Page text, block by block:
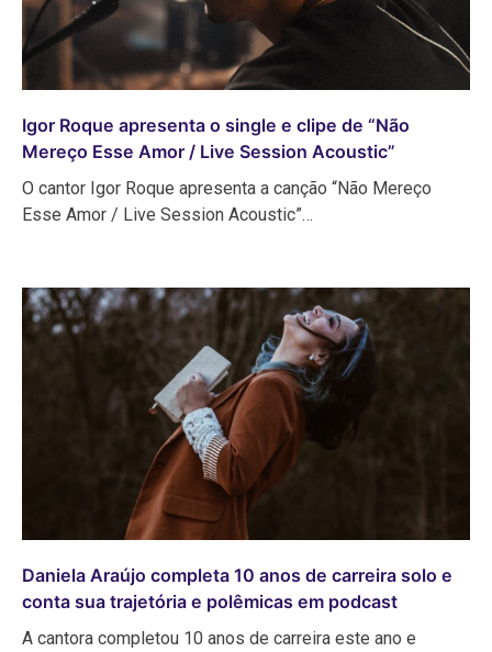
Igor Roque apresenta o single e clipe de “Não
Mereço Esse Amor / Live Session Acoustic”
O cantor Igor Roque apresenta a canção “Não Mereço
Esse Amor / Live Session Acoustic”…
Daniela Araújo completa 10 anos de carreira solo e
conta sua trajetória e polêmicas em podcast
A cantora completou 10 anos de carreira este ano e